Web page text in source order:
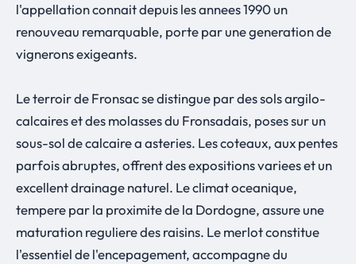
l'appellation connait depuis les annees 1990 un
renouveau remarquable, porte par une generation de
vignerons exigeants.
Le terroir de Fronsac se distingue par des sols argilo-
calcaires et des molasses du Fronsadais, poses sur un
sous-sol de calcaire a asteries. Les coteaux, aux pentes
parfois abruptes, offrent des expositions variees et un
excellent drainage naturel. Le climat oceanique,
tempere par la proximite de la Dordogne, assure une
maturation reguliere des raisins. Le merlot constitue
l'essentiel de l'encepagement, accompagne du